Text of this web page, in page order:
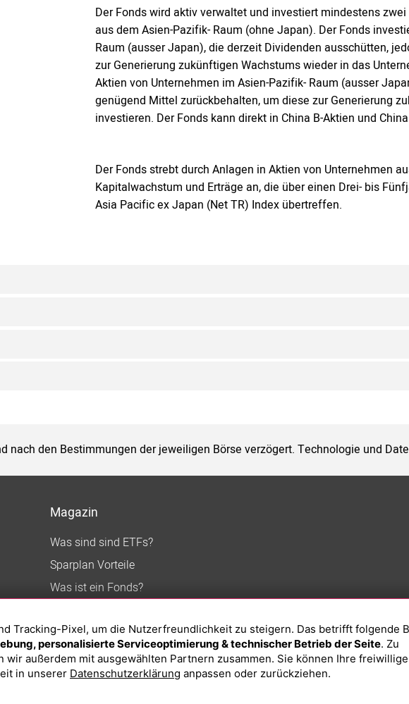
Der Fonds wird aktiv verwaltet und investiert mindestens
aus dem Asien-Pazifik- Raum (ohne Japan). Der Fonds
Raum (ausser Japan), die derzeit Dividenden ausschütten,
zur Generierung zukünftigen Wachstums wieder in das
Aktien von Unternehmen im Asien-Pazifik- Raum (ausser
genügend Mittel zurückbehalten, um diese zur Generierung
investieren. Der Fonds kann direkt in China B-Aktien und
Der Fonds strebt durch Anlagen in Aktien von Unternehmen
Kapitalwachstum und Erträge an, die über einen Drei- bis
Asia Pacific ex Japan (Net TR) Index übertreffen.
nach den Bestimmungen der jeweiligen Börse verzögert. Technologie und
Magazin
Was sind sind ETFs?
Sparplan Vorteile
Was ist ein Fonds?
Tracking-Pixel, um die Nutzerfreundlichkeit zu steigern. Das betrifft folgende
personalisierte Serviceoptimierung & technischer Betrieb der Seite. Zu
wir außerdem mit ausgewählten Partnern zusammen. Sie können Ihre freiwillige
in unserer Datenschutzerklärung anpassen oder zurückziehen.